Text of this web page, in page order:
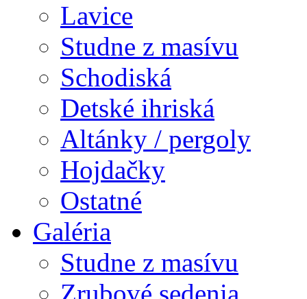
Lavice
Studne z masívu
Schodiská
Detské ihriská
Altánky / pergoly
Hojdačky
Ostatné
Galéria
Studne z masívu